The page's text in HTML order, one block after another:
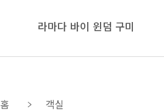
라마다 바이 윈덤 구미
홈 객실